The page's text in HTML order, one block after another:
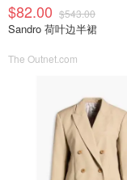
$82.00 $543.00
Sandro 荷叶边半裙
The Outnet.com